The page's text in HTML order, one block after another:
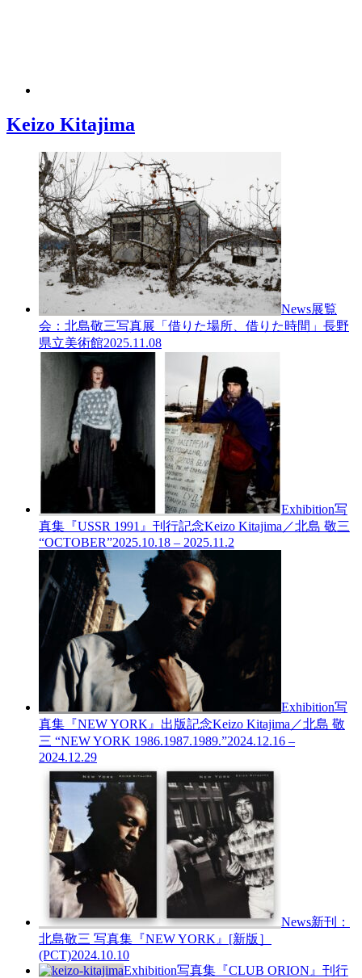
Keizo Kitajima
News展覧
会：北島敬三写真展「借りた場所、借りた時間」長野
県立美術館2025.11.08
Exhibition写
真集『USSR 1991』刊行記念Keizo Kitajima／北島 敬三
“OCTOBER”2025.10.18 – 2025.11.2
Exhibition写
真集『NEW YORK』出版記念Keizo Kitajima／北島 敬
三 “NEW YORK 1986.1987.1989.”2024.12.16 –
2024.12.29
News新刊：
北島敬三 写真集『NEW YORK』[新版］
(PCT)2024.10.10
Exhibition写真集『CLUB ORION』刊行